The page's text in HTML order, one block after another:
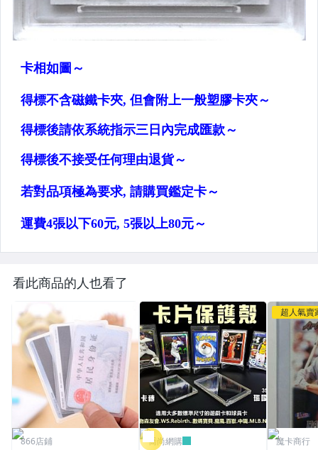
看此商品的人也看了
866店鋪 喬尚網購
超人氣賣
魔卡商行